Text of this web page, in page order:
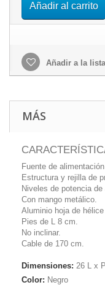
Añadir al carrito
Añadir a la
MÁS
Fuente de
Estructura y rejilla de
Niveles de potencia
Con mango metálico.
Aluminio hoja de
Pies de L 8 cm.
No inclinar.
Cable de 170 cm.
Dimensiones: 26 L x
Color: Negro